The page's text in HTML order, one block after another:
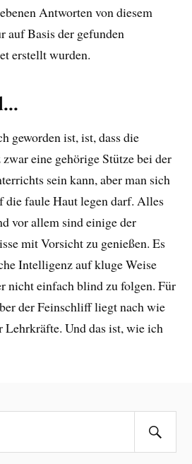
Antworten von diesem
auf Basis der gefunden
erstellt wurden.
geworden ist, ist, dass die
eine gehörige Stütze bei der
sein kann, aber man sich
die faule Haut legen darf. Alles
vor allem sind einige der
mit Vorsicht zu genießen. Es
Intelligenz auf kluge Weise
nicht einfach blind zu folgen. Für
der Feinschliff liegt nach wie
Lehrkräfte. Und das ist, wie ich